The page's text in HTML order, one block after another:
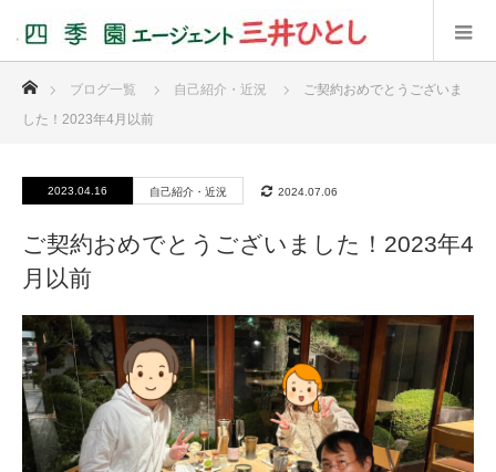
ブログ一覧 自己紹介・近況
ご契約おめでとうございま
した！2023年4月以前
2023.04.16 自己紹介・近況 2024.07.06
ご契約おめでとうございました！2023年4
月以前